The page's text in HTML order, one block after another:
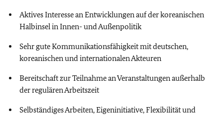
Aktives Interesse an Entwicklungen auf der koreanischen
Halbinsel in Innen- und Außenpolitik
Sehr gute Kommunikationsfähigkeit mit deutschen,
koreanischen und internationalen Akteuren
Bereitschaft zur Teilnahme an Veranstaltungen außerhalb
der regulären Arbeitszeit
Selbständiges Arbeiten, Eigeninitiative, Flexibilität und